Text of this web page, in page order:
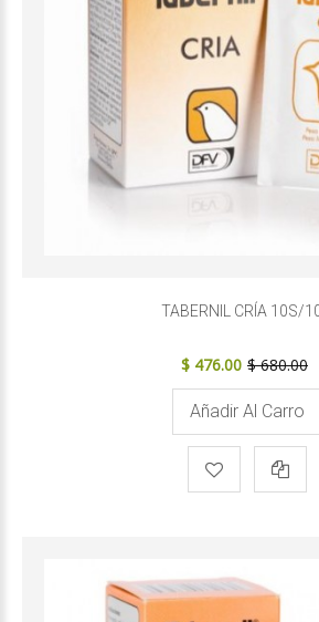
TABERNIL CRÍA 10S/
$ 476.00 $ 680.00
Añadir Al Carro